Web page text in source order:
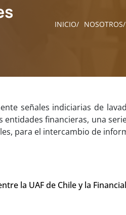
INICIO NOSOTROS
señales indiciarias de
financieras, una
para el intercambio de
la UAF de Chile y la